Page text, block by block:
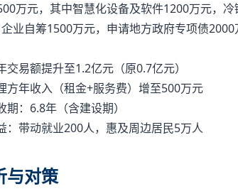
万元，其中智慧化设备及软件1200万元，
企业自筹1500万元，申请地方政府专项债2000
交易额提升至1.2亿元（原0.7亿元）
方年收入（租金+服务费）增至500万元
期：6.8年（含建设期）
：带动就业200人，惠及周边居民5万人
与对策